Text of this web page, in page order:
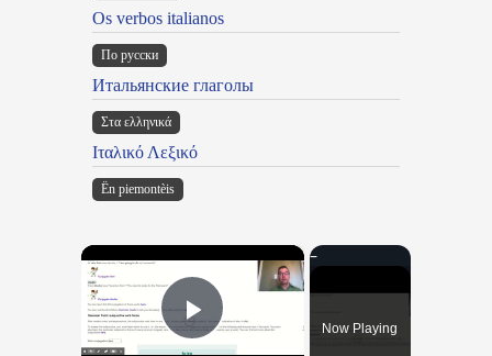
Os verbos italianos
По русски
Итальянские глаголы
Στα ελληνικά
Ιταλικό Λεξικό
Ën piemontèis
×
Play VideoNow Playing